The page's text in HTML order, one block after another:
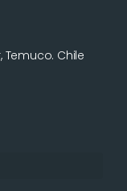
Temuco. Chile